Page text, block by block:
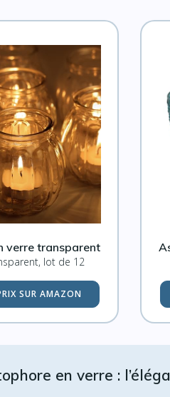
verre transparent
lot de 12
SUR AMAZON
en verre :